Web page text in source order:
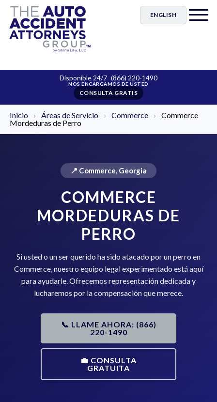
ENGLISH
Disponible 24/7 (866) 220-1490
CONSULTA GRATIS
Inicio › Áreas de Servicio › Commerce ›
Commerce
Mordeduras de Perro
📍 Commerce, Georgia
COMMERCE
MORDEDURAS DE
PERRO
Si usted o un ser querido ha sido atacado por un perro en
Commerce, nuestro equipo legal experimentado está aquí
para ayudarle. Ofrecemos representación dedicada y
lucharemos por la compensación que merece.
📞 LLAME AHORA: (866)
220-1490
💼 CONSULTA
GRATUITA